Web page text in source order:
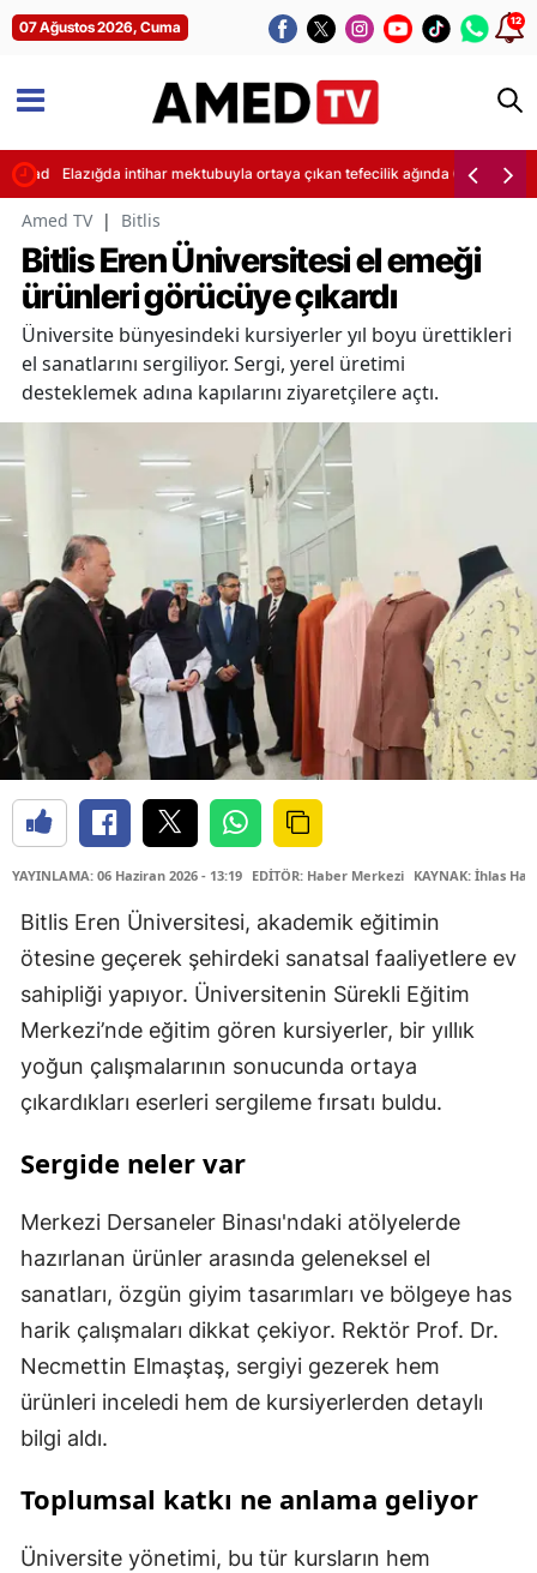
07 Ağustos 2026, Cuma 12
Elazığda intihar mektubuyla ortaya çıkan tefecilik ağında 6 tutuklama
Amed TV | Bitlis
Bitlis Eren Üniversitesi el emeği
ürünleri görücüye çıkardı
Üniversite bünyesindeki kursiyerler yıl boyu ürettikleri
el sanatlarını sergiliyor. Sergi, yerel üretimi
desteklemek adına kapılarını ziyaretçilere açtı.
YAYINLAMA: 06 Haziran 2026 - 13:19 EDİTÖR: Haber Merkezi KAYNAK: İhlas
Bitlis Eren Üniversitesi, akademik eğitimin
ötesine geçerek şehirdeki sanatsal faaliyetlere ev
sahipliği yapıyor. Üniversitenin Sürekli Eğitim
Merkezi’nde eğitim gören kursiyerler, bir yıllık
yoğun çalışmalarının sonucunda ortaya
çıkardıkları eserleri sergileme fırsatı buldu.
Sergide neler var
Merkezi Dersaneler Binası'ndaki atölyelerde
hazırlanan ürünler arasında geleneksel el
sanatları, özgün giyim tasarımları ve bölgeye has
harik çalışmaları dikkat çekiyor. Rektör Prof. Dr.
Necmettin Elmaştaş, sergiyi gezerek hem
ürünleri inceledi hem de kursiyerlerden detaylı
bilgi aldı.
Toplumsal katkı ne anlama geliyor
Üniversite yönetimi, bu tür kursların hem